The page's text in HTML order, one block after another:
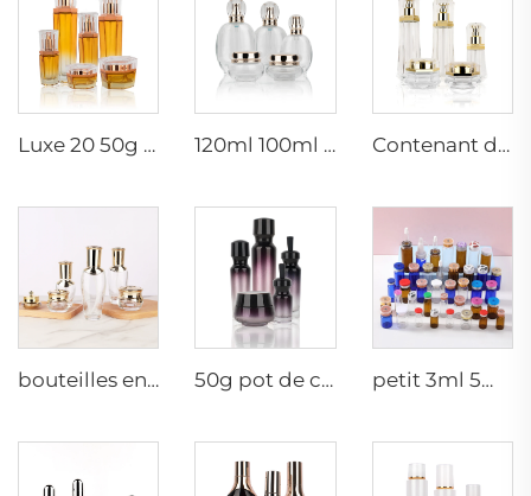
Luxe 20 50g 20 40 90 110 ml bouteille cosmétique en verre vide pulvérisateur hexagonal pour lotion et crème de soin avec pompe 120ml 100ml 40ml ovale transparent personnalisé vide luxe cosmétique pot de crème pour le visage ensembles de bouteilles de soins de la peau emballage Contenant de soin de luxe 120ml 100ml 40ml 50g 20g bouteille tonique vide givrée bouteille en verre clair avec pompe
bouteilles en verre cosmétiques 5g 30g 50g 40ml 100ml 120ml pot en verre avec couvercle fournisseurs de bouteilles en verre pour crème cosmétique et pots 50g pot de crème mat 15ml 30ml bouteille d'huile violette en verre avec compte-gouttes 100ml 50ml bouteille pulvérisatrice en verre givré petit 3ml 5ml 10ml flacon en verre à sérum vide bouteilles à usage médical avec bouchon en caoutchouc